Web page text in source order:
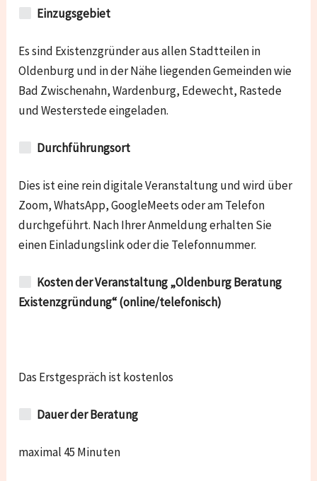
Einzugsgebiet
Es sind Existenzgründer aus allen Stadtteilen in
Oldenburg und in der Nähe liegenden Gemeinden wie
Bad Zwischenahn, Wardenburg, Edewecht, Rastede
und Westerstedeeingeladen.
Durchführungsort
Dies ist eine rein digitale Veranstaltung und wird über
Zoom, WhatsApp, GoogleMeets oder am Telefon
durchgeführt. Nach Ihrer Anmeldung erhalten Sie
einen Einladungslink oder die Telefonnummer.
Kosten der Veranstaltung „Oldenburg Beratung
Existenzgründung“ (online/telefonisch)
Das Erstgespräch ist kostenlos
Dauer der Beratung
maximal 45 Minuten